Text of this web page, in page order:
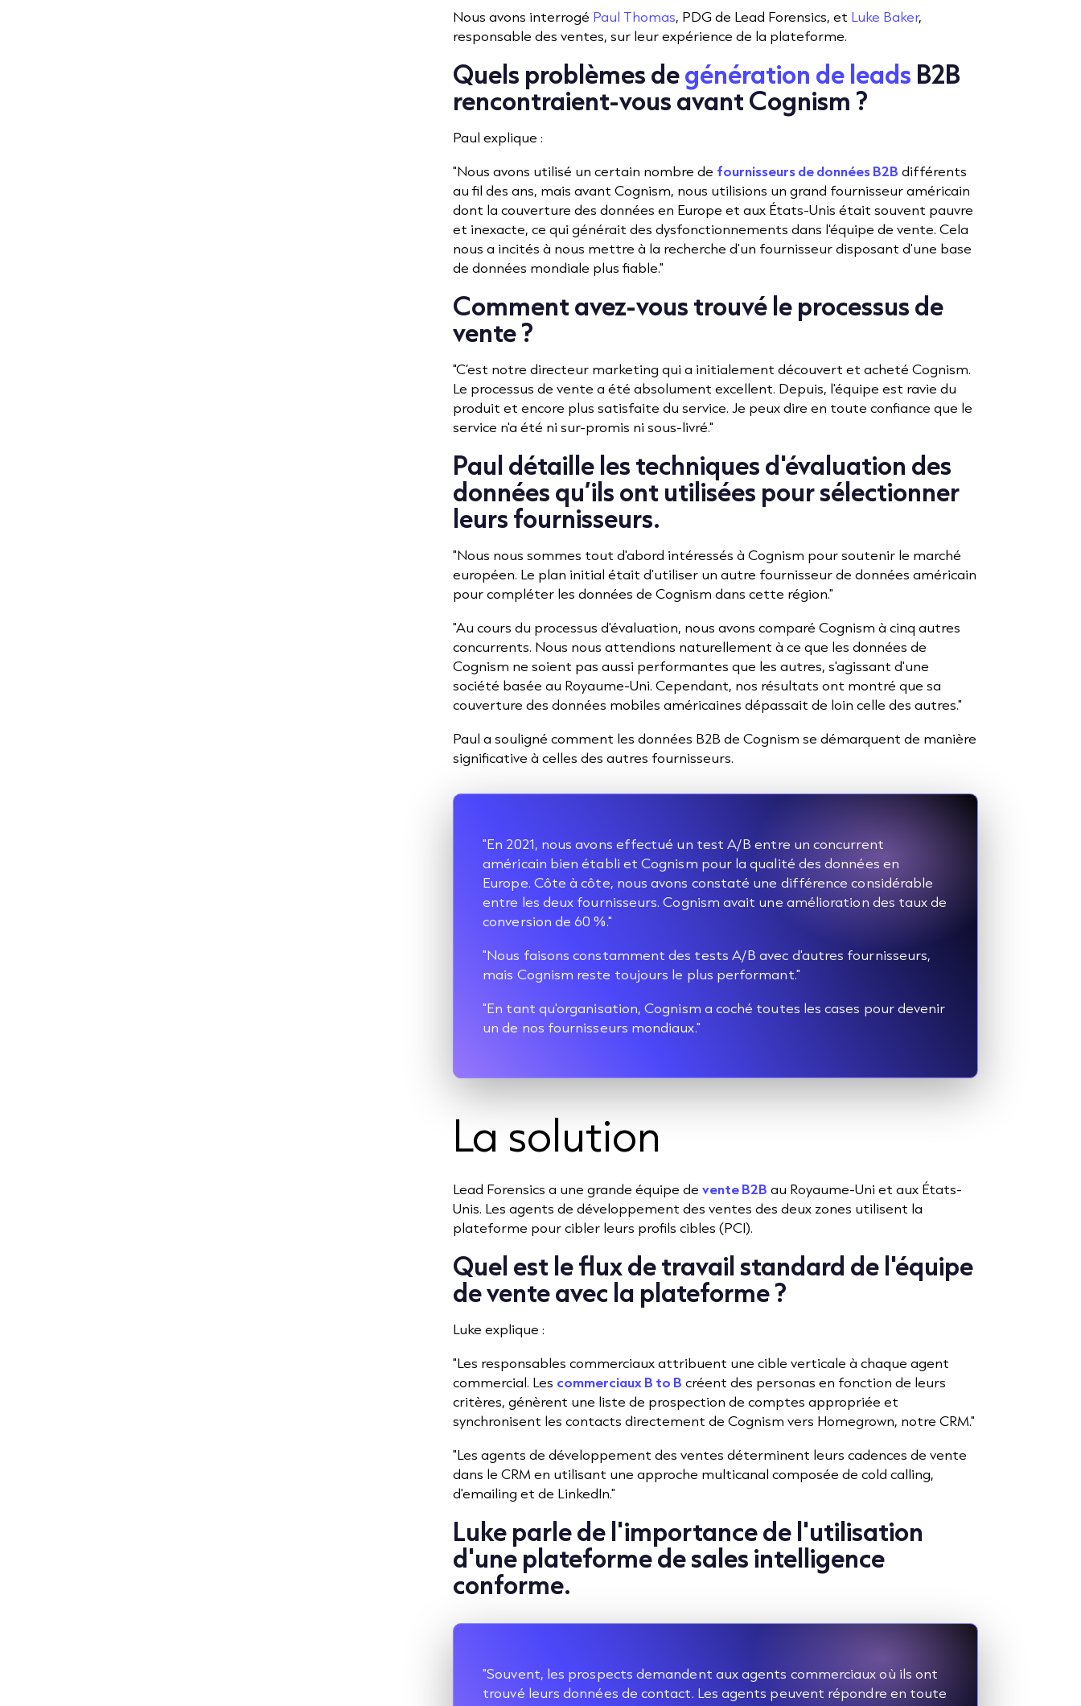
Nous avons interrogé Paul Thomas, PDG de Lead Forensics, et Luke Baker,
responsable des ventes, sur leur expérience de la plateforme.
Quels problèmes degénération de leads B2B
rencontraient-vous avant Cognism ?
Paul explique :
"Nous avons utilisé un certain nombre de fournisseurs de données B2B différents
au fil des ans, mais avant Cognism, nous utilisions un grand fournisseur américain
dont la couverture des données en Europe et aux États-Unis était souvent pauvre
et inexacte, ce qui générait des dysfonctionnements dans l'équipe de vente. Cela
nous a incités à nous mettre à la recherche d'un fournisseur disposant d'une base
de données mondiale plus fiable."
Comment avez-vous trouvé le processus de
vente ?
"C’est notre directeur marketing qui a initialement découvert et acheté Cognism.
Le processus de vente a été absolument excellent. Depuis, l'équipe est ravie du
produit et encore plus satisfaite du service. Je peux dire en toute confiance que le
service n'a été ni sur-promis ni sous-livré."
Paul détaille les techniques d'évaluation des
données qu’ils ont utilisées pour sélectionner
leurs fournisseurs.
"Nous nous sommes tout d'abord intéressés à Cognism pour soutenir le marché
européen. Le plan initial était d'utiliser un autre fournisseur de données américain
pour compléter les données de Cognism dans cette région."
"Au cours du processus d'évaluation, nous avons comparé Cognism à cinq autres
concurrents. Nous nous attendions naturellement à ce que les données de
Cognism ne soient pas aussi performantes que les autres, s'agissant d'une
société basée au Royaume-Uni. Cependant, nos résultats ont montré que sa
couverture des données mobiles américaines dépassait de loin celle des autres."
Paul a souligné comment les données B2B de Cognism se démarquent de manière
significative à celles des autres fournisseurs.
"En 2021, nous avons effectué un test A/B entre un concurrent
américain bien établi et Cognism pour la qualité des données en
Europe. Côte à côte, nous avons constaté une différence considérable
entre les deux fournisseurs. Cognism avait une amélioration des taux de
conversion de 60 %."
"Nous faisons constamment des tests A/B avec d'autres fournisseurs,
mais Cognism reste toujours le plus performant."
"En tant qu'organisation, Cognism a coché toutes les cases pour devenir
un de nos fournisseurs mondiaux."
La solution
Lead Forensics a une grande équipe devente B2B au Royaume-Uni et aux États-
Unis. Les agents de développement des ventes des deux zones utilisent la
plateforme pour cibler leurs profils cibles (PCI).
Quel est le flux de travail standard de l'équipe
de vente avec la plateforme ?
Luke explique :
"Les responsables commerciaux attribuent une cible verticale à chaque agent
commercial. Les commerciaux B to B créent des personas en fonction de leurs
critères, génèrent une liste de prospection de comptes appropriée et
synchronisent les contacts directement de Cognism vers Homegrown, notre CRM."
"Les agents de développement des ventes déterminent leurs cadences de vente
dans le CRM en utilisant une approche multicanal composée de cold calling,
d'emailing et de LinkedIn."
Luke parle de l'importance de l'utilisation
d'une plateforme de sales intelligence
conforme.
"Souvent, les prospects demandent aux agents commerciaux où ils ont
trouvé leurs données de contact. Les agents peuvent répondre en toute